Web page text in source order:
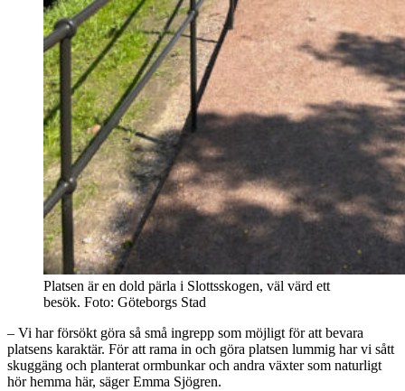
Platsen är en dold pärla i Slottsskogen, väl värd ett
besök. Foto: Göteborgs Stad
– Vi har försökt göra så små ingrepp som möjligt för att bevara
platsens karaktär. För att rama in och göra platsen lummig har vi sått
skuggäng och planterat ormbunkar och andra växter som naturligt
hör hemma här, säger Emma Sjögren.